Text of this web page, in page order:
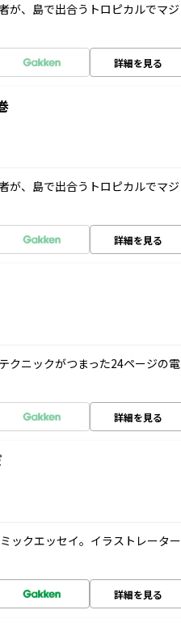
が、島で出合うトロピカルでマジ
詳細を見る
が、島で出合うトロピカルでマジ
詳細を見る
クニックがつまった24ページの電
詳細を見る
ックエッセイ。イラストレーター
詳細を見る